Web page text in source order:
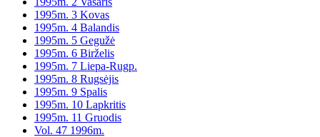
1995m. 3 Kovas
1995m. 4 Balandis
1995m. 5 Gegužė
1995m. 6 Birželis
1995m. 7 Liepa-Rugp.
1995m. 8 Rugsėjis
1995m. 9 Spalis
1995m. 10 Lapkritis
1995m. 11 Gruodis
Vol. 47 1996m.